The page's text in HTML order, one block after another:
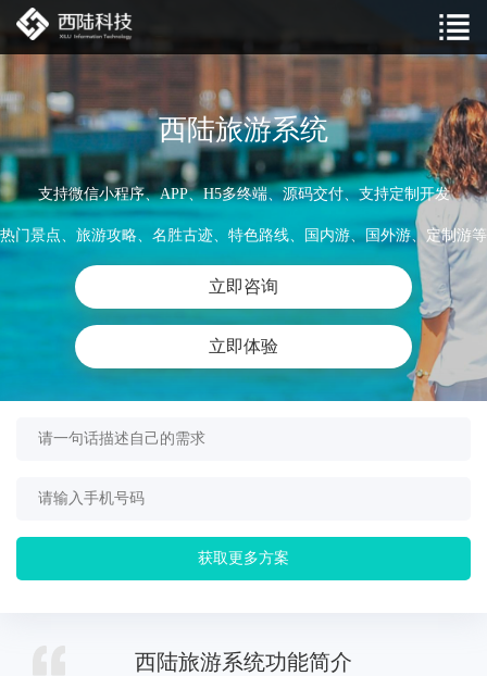
西陆旅游系统
支持微信小程序、APP、H5多终端、源码交付、支持定制开发
热门景点、旅游攻略、名胜古迹、特色路线、国内游、国外游、定制游等
立即咨询
立即体验
获取更多方案
西陆旅游系统功能简介